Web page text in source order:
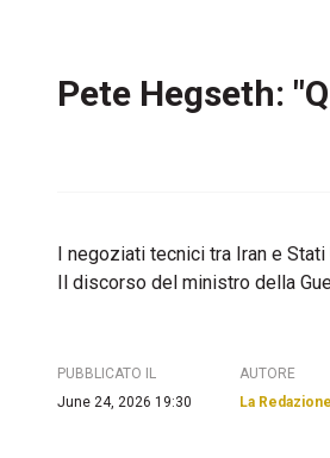
Pete Hegseth:
I negoziati tecnici tra Iran e
Il discorso del ministro della
PUBBLICATO IL
June 24, 2026 19:30
AUTORE
La Redazione